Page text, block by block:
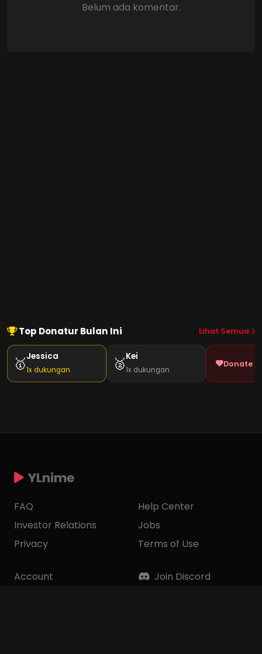
Belum ada komentar.
Top Donatur Bulan Ini Lihat Semua
🥇Jessica
1x dukungan 🥈Kei
1x dukungan
Donate
YLnime
FAQ
Investor Relations
Privacy
Help Center
Jobs
Terms of Use
Account
Join Discord